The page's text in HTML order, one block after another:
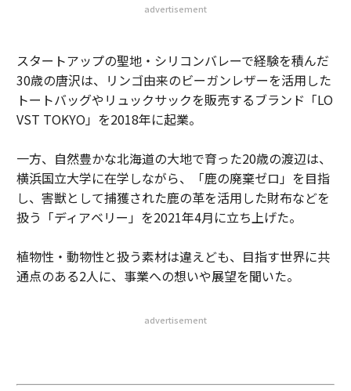
advertisement
スタートアップの聖地・シリコンバレーで経験を積んだ
30歳の唐沢は、リンゴ由来のビーガンレザーを活用した
トートバッグやリュックサックを販売するブランド「LO
VST TOKYO」を2018年に起業。
一方、自然豊かな北海道の大地で育った20歳の渡辺は、
横浜国立大学に在学しながら、「鹿の廃棄ゼロ」を目指
し、害獣として捕獲された鹿の革を活用した財布などを
扱う「ディアベリー」を2021年4月に立ち上げた。
植物性・動物性と扱う素材は違えども、目指す世界に共
通点のある2人に、事業への想いや展望を聞いた。
advertisement